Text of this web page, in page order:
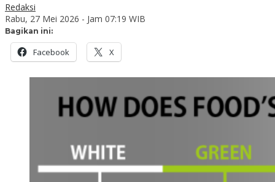
Redaksi
Rabu, 27 Mei 2026 - Jam 07:19 WIB
Bagikan ini:
Facebook X